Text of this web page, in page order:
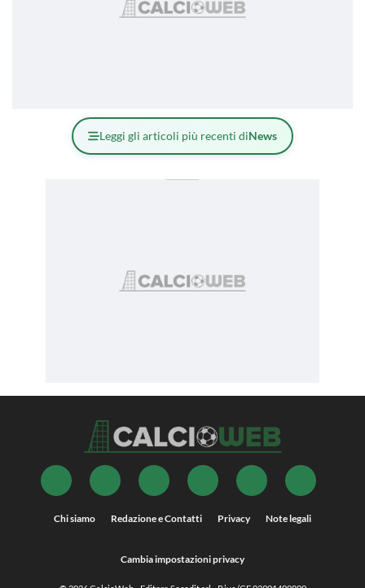
Leggi gli articoli più recenti diNews
Chi siamo Redazione e Contatti Privacy Note legali
Cambia impostazioni privacy